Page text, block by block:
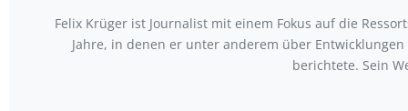
Felix Krüger ist Journalist mit einem Fokus auf die
Jahre, in denen er unter anderem über
berichtete. Sein